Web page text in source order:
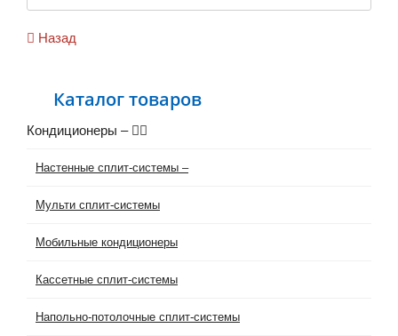
Каталог товаров
Кондиционеры –
Настенные сплит-системы –
Мульти сплит-системы
Мобильные кондиционеры
Кассетные сплит-системы
Напольно-потолочные сплит-системы
Назад